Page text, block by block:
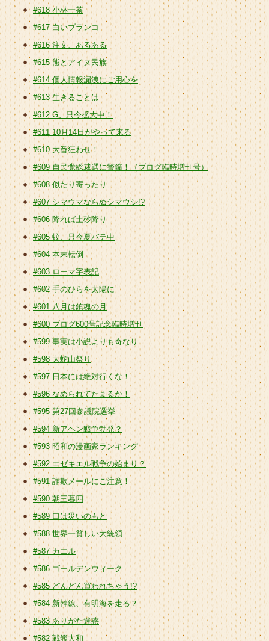
#618 小林一茶
#617 白いブランコ
#616 注文、あるある
#615 熊とアイヌ民族
#614 個人情報漏洩にご用心を
#613 生きることは
#612 G、只今拡大中！
#611 10月14日がやって来る
#610 大番狂わせ！
#609 自民党総裁選に警鐘！（ブログ臨時増刊号）
#608 似たり寄ったり
#607 シマウマならぬシマウシ!?
#606 降れば土砂降り
#605 蚊、只今夏バテ中
#604 本末転倒
#603 ローマ字表記
#602 手のひらを太陽に
#601 八月は鎮魂の月
#600 ブログ600号記念臨時増刊
#599 事実は小説よりも奇なり
#598 大蛇山祭り
#597 日本には絶対行くな！
#596 なめられてたまるか！
#595 第27回参議院選挙
#594 新アヘン戦争勃発？
#593 昭和の漫画家ランキング
#592 エゼキエル戦争の始まり？
#591 詐欺メールにご注意！
#590 朝三暮四
#589 口は災いのもと
#588 世界一貧しい大統領
#587 カエル
#586 ゴールデンウィーク
#585 どんどん買われちゃう!?
#584 新幹線、有明海を走る？
#583 ありがた迷惑
#582 戦艦大和